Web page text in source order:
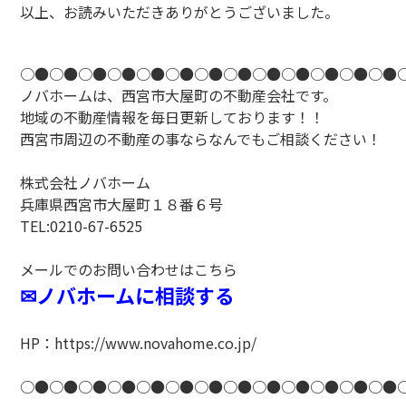
以上、お読みいただきありがとうございました。
ノバホームは、西宮市大屋町の不動産会社です。
地域の不動産情報を毎日更新しております！！
西宮市周辺の不動産の事ならなんでもご相談ください！
株式会社ノバホーム
兵庫県西宮市大屋町１８番６号
TEL:0210-67-6525
メールでのお問い合わせはこちら
✉ノバホームに相談する
HP：https://www.novahome.co.jp/